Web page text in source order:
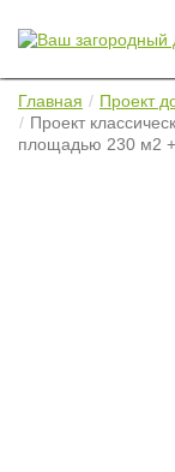
Главная
Проект
Проект
площадью 230 м2